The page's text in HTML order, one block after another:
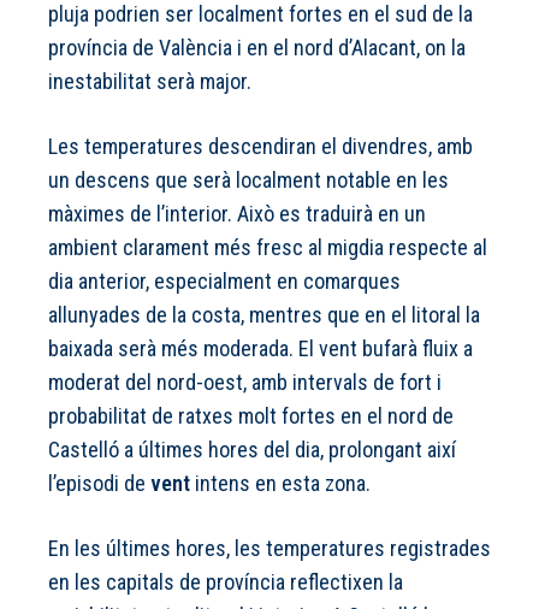
pluja podrien ser localment fortes en el sud de la
província de València i en el nord d’Alacant, on la
inestabilitat serà major.
Les temperatures descendiran el divendres, amb
un descens que serà localment notable en les
màximes de l’interior. Això es traduirà en un
ambient clarament més fresc al migdia respecte al
dia anterior, especialment en comarques
allunyades de la costa, mentres que en el litoral la
baixada serà més moderada. El vent bufarà fluix a
moderat del nord-oest, amb intervals de fort i
probabilitat de ratxes molt fortes en el nord de
Castelló a últimes hores del dia, prolongant així
l’episodi de vent intens en esta zona.
En les últimes hores, les temperatures registrades
en les capitals de província reflectixen la